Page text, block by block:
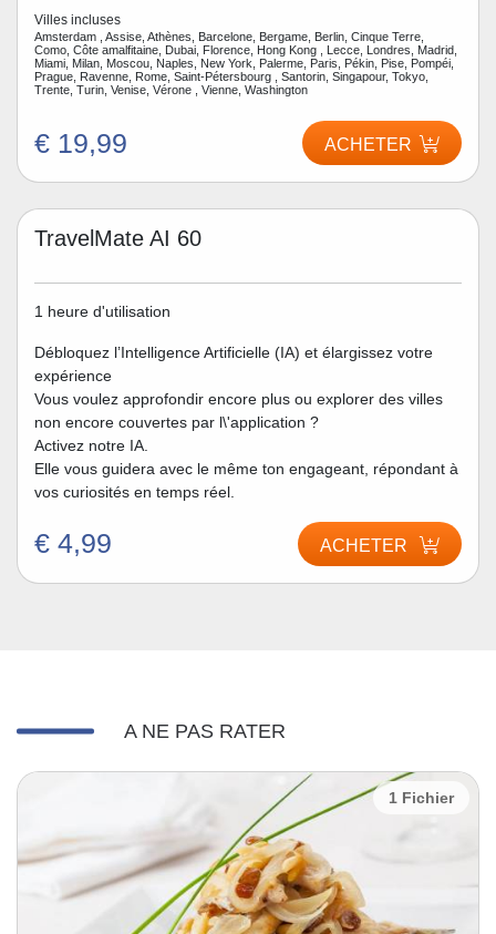
Villes incluses
Amsterdam , Assise, Athènes, Barcelone, Bergame, Berlin, Cinque Terre,
Como, Côte amalfitaine, Dubai, Florence, Hong Kong , Lecce, Londres, Madrid,
Miami, Milan, Moscou, Naples, New York, Palerme, Paris, Pékin, Pise, Pompéi,
Prague, Ravenne, Rome, Saint-Pétersbourg , Santorin, Singapour, Tokyo,
Trente, Turin, Venise, Vérone , Vienne, Washington
€ 19,99 ACHETER
TravelMate AI 60
1 heure d'utilisation
Débloquez l’Intelligence Artificielle (IA) et élargissez votre
expérience
Vous voulez approfondir encore plus ou explorer des villes
non encore couvertes par l\'application ?
Activez notre IA.
Elle vous guidera avec le même ton engageant, répondant à
vos curiosités en temps réel.
€ 4,99 ACHETER
A NE PAS RATER
1 Fichier